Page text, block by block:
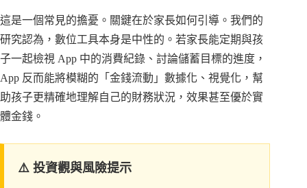
這是一個常見的擔憂。關鍵在於家長如何引導。我們的
研究認為，數位工具本身是中性的。若家長能定期與孩
子一起檢視 App 中的消費紀錄、討論儲蓄目標的進度，
App 反而能將模糊的「金錢流動」數據化、視覺化，幫
助孩子更精確地理解自己的財務狀況，效果甚至優於實
體金錢。
⚠️ 投資觀與風險提示